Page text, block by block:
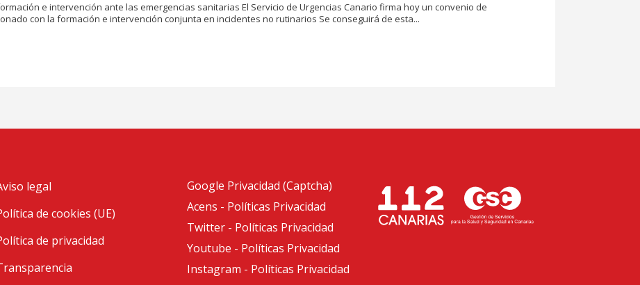
e intervención ante las emergencias sanitarias El Servicio de Urgencias Canario firma hoy un convenio de
con la formación e intervención conjunta en incidentes no rutinarios Se conseguirá de esta...
legal
de cookies (UE)
de privacidad
Google Privacidad (Captcha)
Acens - Políticas Privacidad
Twitter - Políticas Privacidad
Youtube - Políticas Privacidad
Instagram - Políticas Privacidad